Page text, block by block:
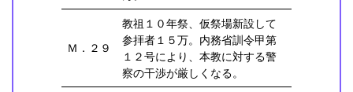
Ｍ．２９
教祖１０年祭、仮祭場新設して
参拝者１５万。内務省訓令甲第
１２号により、本教に対する警
察の干渉が厳しくなる。